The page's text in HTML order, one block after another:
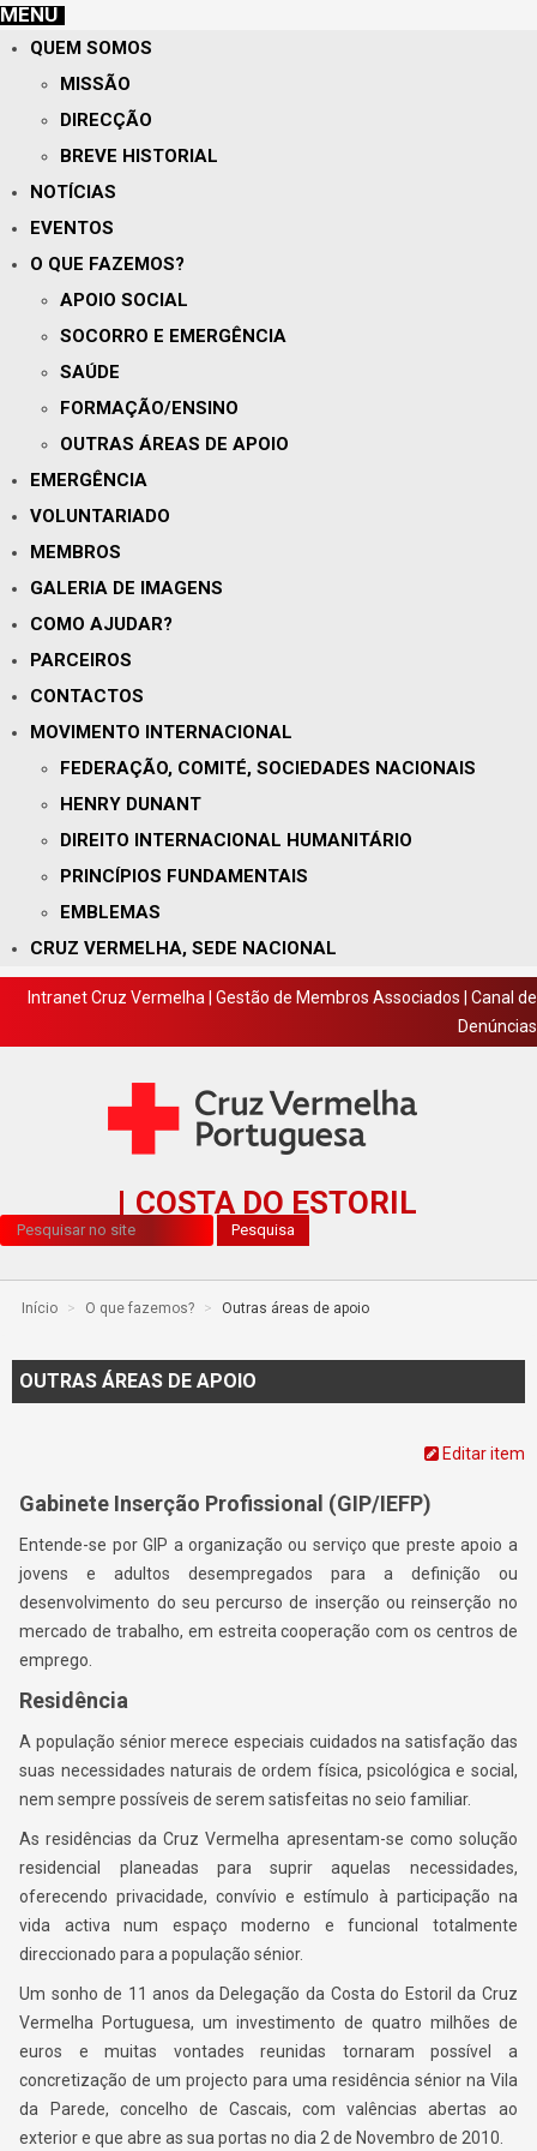
MENU
QUEM SOMOS
MISSÃO
DIRECÇÃO
BREVE HISTORIAL
NOTÍCIAS
EVENTOS
O QUE FAZEMOS?
APOIO SOCIAL
SOCORRO E EMERGÊNCIA
SAÚDE
FORMAÇÃO/ENSINO
OUTRAS ÁREAS DE APOIO
EMERGÊNCIA
VOLUNTARIADO
MEMBROS
GALERIA DE IMAGENS
COMO AJUDAR?
PARCEIROS
CONTACTOS
MOVIMENTO INTERNACIONAL
FEDERAÇÃO, COMITÉ, SOCIEDADES NACIONAIS
HENRY DUNANT
DIREITO INTERNACIONAL HUMANITÁRIO
PRINCÍPIOS FUNDAMENTAIS
EMBLEMAS
CRUZ VERMELHA, SEDE NACIONAL
Intranet Cruz Vermelha Gestão de Membros Associados
Canal de
Denúncias
COSTA DO ESTORIL
Pesquisa... Pesquisa
Início > O que fazemos? > Outras áreas de apoio
OUTRAS ÁREAS DE APOIO
Editar item
Gabinete Inserção Profissional (GIP/IEFP)
Entende-se por GIP a organização ou serviço que preste apoio a
jovens e adultos desempregados para a definição ou
desenvolvimento do seu percurso de inserção ou reinserção no
mercado de trabalho, em estreita cooperação com os centros de
emprego.
Residência
A população sénior merece especiais cuidados na satisfação das
suas necessidades naturais de ordem física, psicológica e social,
nem sempre possíveis de serem satisfeitas no seio familiar.
As residências da Cruz Vermelha apresentam-se como solução
residencial planeadas para suprir aquelas necessidades,
oferecendo privacidade, convívio e estímulo à participação na
vida activa num espaço moderno e funcional totalmente
direccionado para a população sénior.
Um sonho de 11 anos da Delegação da Costa do Estoril da Cruz
Vermelha Portuguesa, um investimento de quatro milhões de
euros e muitas vontades reunidas tornaram possível a
concretização de um projecto para uma residência sénior na Vila
da Parede, concelho de Cascais, com valências abertas ao
exterior e que abre as sua portas no dia 2 de Novembro de 2010.